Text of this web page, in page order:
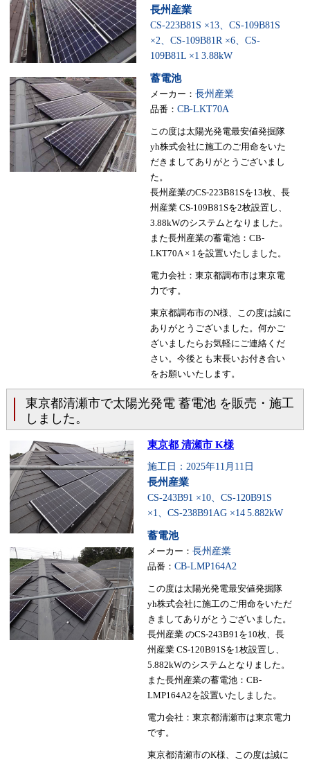
長州産業
CS-223B81S ×13、CS-109B81S
×2、CS-109B81R ×6、CS-
109B81L ×1 3.88kW
蓄電池
メーカー： 長州産業
品番： CB-LKT70A
この度は太陽光発電最安値発掘隊
yh株式会社に施工のご用命をいた
だきましてありがとうございまし
た。
長州産業のCS-223B81Sを13枚、長
州産業 CS-109B81Sを2枚設置し、
3.88kWのシステムとなりました。
また長州産業の蓄電池：CB-
LKT70A × 1を設置いたしました。
電力会社：東京都調布市は東京電
力です。
東京都調布市のN様、この度は誠に
ありがとうございました。何かご
ざいましたらお気軽にご連絡くだ
さい。今後とも末長いお付き合い
をお願いいたします。
東京都清瀬市で太陽光発電 蓄電池 を販売・施工
しました。
東京都 清瀬市 K様
施工日：2025年11月11日
長州産業
CS-243B91 ×10、CS-120B91S
×1、CS-238B91AG ×14 5.882kW
蓄電池
メーカー： 長州産業
品番： CB-LMP164A2
この度は太陽光発電最安値発掘隊
yh株式会社に施工のご用命をいただ
きましてありがとうございました。
長州産業 のCS-243B91を10枚、長
州産業 CS-120B91Sを1枚設置し、
5.882kWのシステムとなりました。
また長州産業の蓄電池：CB-
LMP164A2を設置いたしました。
電力会社：東京都清瀬市は東京電力
です。
東京都清瀬市のK様、この度は誠に